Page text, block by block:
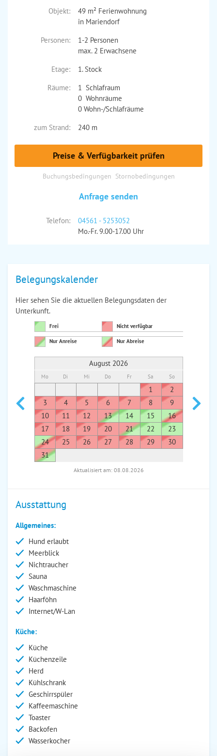
Objekt:
49 m² Ferienwohnung
in Mariendorf
Personen:
1-2 Personen
max. 2 Erwachsene
Etage:
1. Stock
Räume:
1 Schlafraum
0 Wohnräume
0 Wohn-/Schlafräume
zum Strand:
240 m
Preise & Verfügbarkeit prüfen
Buchungsbedingungen Stornobedingungen
Anfrage senden
Telefon:
04561 - 5253052
Mo.-Fr. 9.00-17.00 Uhr
Belegungskalender
Hier sehen Sie die aktuellen Belegungsdaten der
Unterkunft.
Frei Nicht verfügbar
Nur Anreise Nur Abreise
August 2026
Mo Di Mi Do Fr Sa So
1
2
3
4 5 6 7 8
9
10
11 12 13 14 15
16
17
18 19 20 21 22
23
24
25 26 27 28 29
30
31
7
Aktualisiert am: 08.08.2026
Ausstattung
Allgemeines:
Hund erlaubt
Meerblick
Nichtraucher
Sauna
Waschmaschine
Haarföhn
Internet/W-Lan
Küche:
Küche
Küchenzeile
Herd
Kühlschrank
Geschirrspüler
Kaffeemaschine
Toaster
Backofen
Wasserkocher